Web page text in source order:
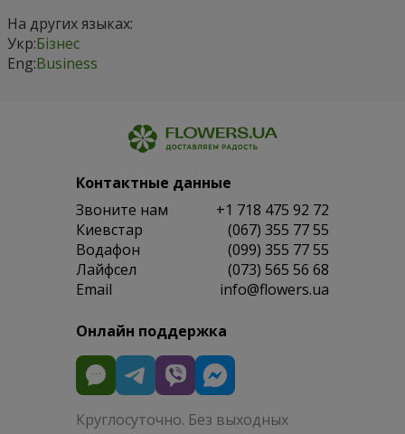
фруктовыми корзинами
элитными сладостями
Такие дополнения усиливают впечатление и подчёркивают
Упаковка: как подчеркнуть
Бизнес-букет должен быть оформлен аккуратно и
сдержанно. Лучший выбор — матовая бумага, текстильные
ленты и минималистичные коробки, которые дополняют
композицию и формируют деловой стиль.
Композиции в коробках для
VIP-клиентов
Бизнес-букет в коробке — один из самых популярных
форматов. Он выглядит современно, удобен для доставки и
не требует дополнительной вазы.